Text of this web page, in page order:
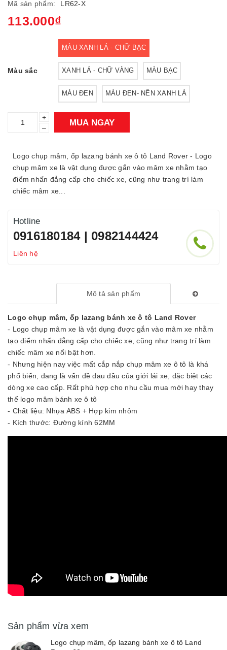
Mã sản phẩm:
LR62-X
113.000₫
Màu sắc
MÀU XANH LÁ - CHỮ BẠC
XANH LÁ - CHỮ VÀNG MÀU BẠC
MÀU ĐEN MÀU ĐEN- NỀN XANH LÁ
+
–
MUA NGAY
Logo chụp mâm, ốp lazang bánh xe ô tô Land Rover - Logo
chụp mâm xe là vật dụng được gắn vào mâm xe nhằm tạo
điểm nhấn đẳng cấp cho chiếc xe, cũng như trang trí làm
chiếc mâm xe...
Hotline
0916180184 | 0982144424
Liên hệ
Mô tả sản phẩm
Logo chụp mâm, ốp lazang bánh xe ô tô Land Rover
- Logo chụp mâm xe là vật dụng được gắn vào mâm xe nhằm
tạo điểm nhấn đẳng cấp cho chiếc xe, cũng như trang trí làm
chiếc mâm xe nổi bật hơn.
- Nhưng hiện nay việc mất cắp nắp chụp mâm xe ô tô là khá
phổ biến, đang là vấn đề đau đầu của giới lái xe, đặc biệt các
dòng xe cao cấp. Rất phù hợp cho nhu cầu mua mới hay thay
thế logo mâm bánh xe ô tô
- Chất liệu: Nhựa ABS + Hợp kim nhôm
- Kích thước: Đường kính 62MM
Sản phẩm vừa xem
Logo chụp mâm, ốp lazang bánh xe ô tô Land